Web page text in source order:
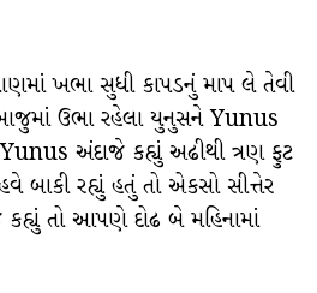
ખભા સુધી કાપડનું માપ લે તેવી
ઉભા રહેલા યુનુસને Yunus
અંદાજે કહ્યું અઢીથી ત્રણ ફુટ
બાકી રહ્યું હતું તો એકસો સીત્તેર
તો આપણે દોઢ બે મહિનામાં